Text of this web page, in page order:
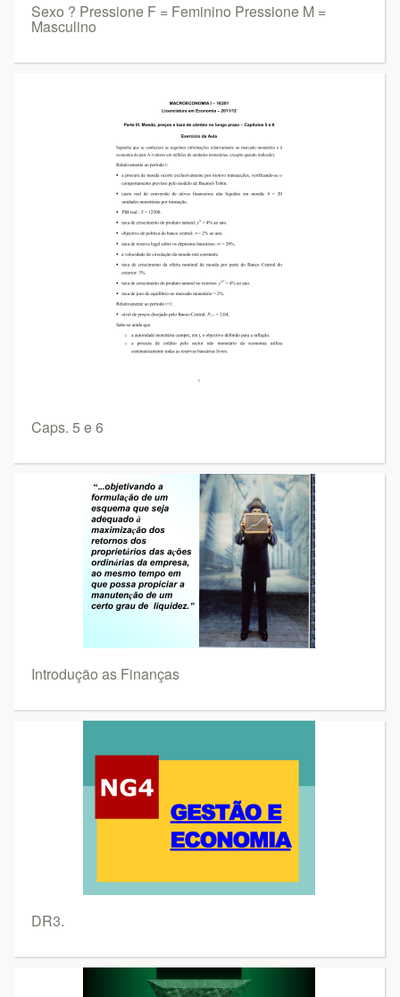
Sexo ? Pressione F = Feminino Pressione M =
Masculino
Caps. 5 e 6
Introdução as Finanças
DR3.